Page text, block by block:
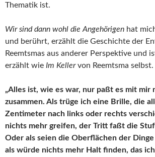
Thematik ist.
Wir sind dann wohl die Angehörigen hat
und berührt, erzählt die Geschichte der
Reemtsmas aus anderer Perspektive und
erzählt wie Im Kellervon Reemtsma selbst.
„Alles ist, wie es war, nur paßt es mit mir
zusammen. Als trüge ich eine Brille, die
Zentimeter nach links oder rechts
nichts mehr greifen, der Tritt faßt die
Oder als seien die Oberflächen der
als würde nichts mehr Halt finden, das